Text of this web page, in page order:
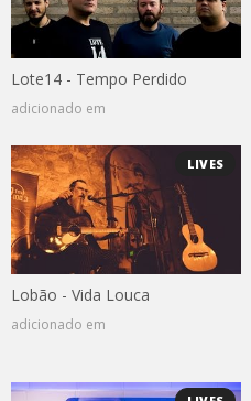
Lote14 - Tempo Perdido
adicionado em
LIVES
Lobão - Vida Louca
adicionado em